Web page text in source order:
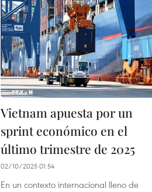
Vietnam apuesta por un
sprint económico en el
último trimestre de 2025
02/10/2025 01:54
En un contexto internacional lleno de